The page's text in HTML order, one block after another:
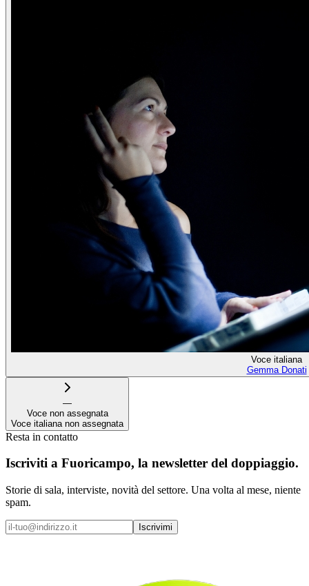
Voce italiana
Gemma Donati
—
Voce non assegnata
Voce italiana non assegnata
Resta in contatto
Iscriviti a Fuoricampo, la newsletter del doppiaggio.
Storie di sala, interviste, novità del settore. Una volta al mese, niente
spam.
Iscrivimi